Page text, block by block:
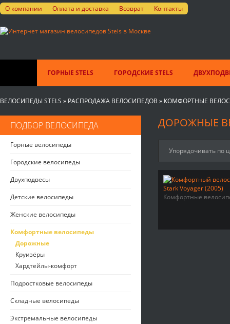
О компании Оплата и доставка Возврат Контакты
ГОРНЫЕ STELS ГОРОДСКИЕ STELS
ВЕЛОСИПЕДЫ STELS » РАСПРОДАЖА ВЕЛОСИПЕДОВ » КОМФОРТНЫЕ
ПОДБОР ВЕЛОСИПЕДА
Горные велосипеды
Городские велосипеды
Двухподвесы
Детские велосипеды
Женские велосипеды
Комфортные велосипеды
Дорожные
Круизёры
Хардтейлы-комфорт
Подростковые велосипеды
Складные велосипеды
Экстремальные велосипеды
ДОРОЖНЫЕ
Упорядочивать по
Комфортные